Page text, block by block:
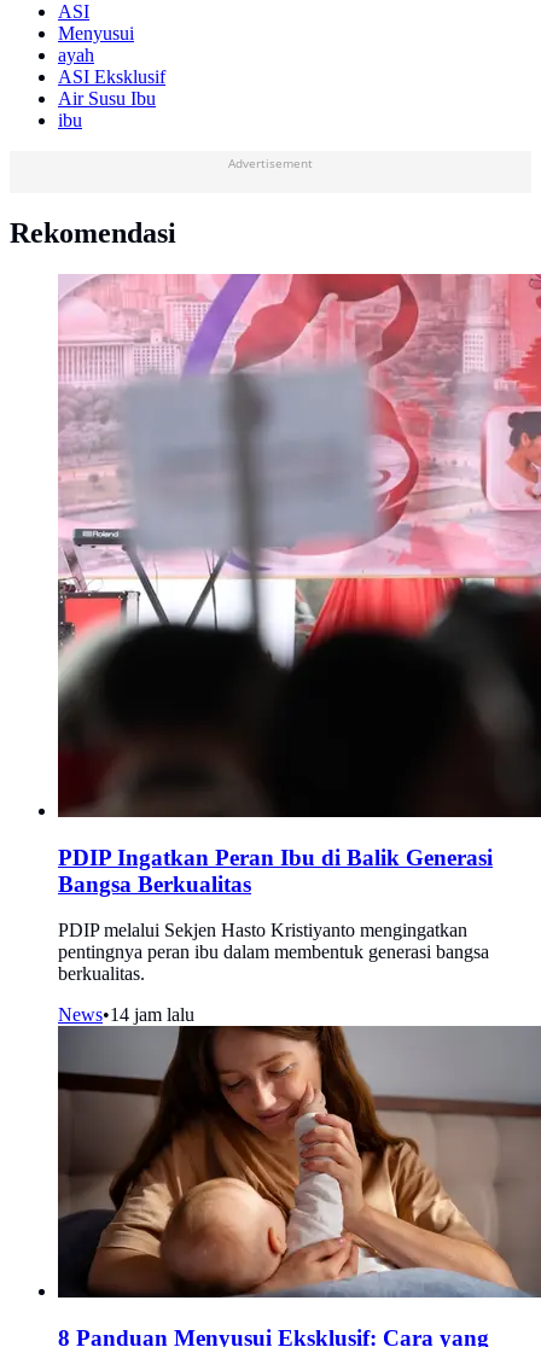
ASI
Menyusui
ayah
ASI Eksklusif
Air Susu Ibu
ibu
Advertisement
Rekomendasi
PDIP Ingatkan Peran Ibu di Balik Generasi
Bangsa Berkualitas
PDIP melalui Sekjen Hasto Kristiyanto mengingatkan
pentingnya peran ibu dalam membentuk generasi bangsa
berkualitas.
News•14 jam lalu
8 Panduan Menyusui Eksklusif: Cara yang